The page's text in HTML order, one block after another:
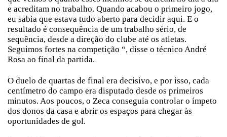
e acreditam no trabalho. Quando acabou o primeiro jogo,
eu sabia que estava tudo aberto para decidir aqui. E o
resultado é consequência de um trabalho sério, de
sequência, desde a direção do clube até os atletas.
Seguimos fortes na competição “, disse o técnico André
Rosa ao final da partida.
O duelo de quartas de final era decisivo, e por isso, cada
centímetro do campo era disputado desde os primeiros
minutos. Aos poucos, o Zeca conseguia controlar o ímpeto
dos donos da casa e abrir os espaços para chegar às
oportunidades de gol.